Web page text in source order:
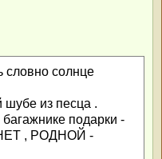
словно солнце
шубе из песца .
подарки -
, РОДНОЙ -